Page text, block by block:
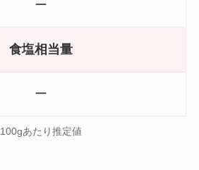
ー
食塩相当量
ー
100gあたり推定値